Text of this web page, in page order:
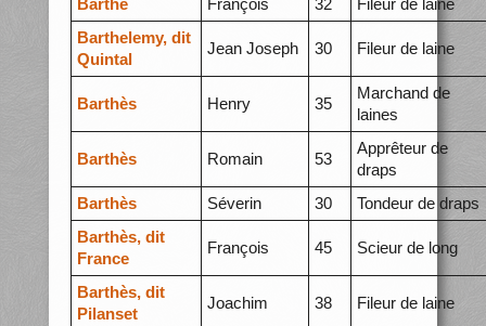
Barthe François 32
Fileur de laine
Barthelemy, dit
Quintal
Jean Joseph 30 Fileur de laine
Barthès Henry 35
Marchand de
laines
Barthès Romain 53
Apprêteur de
draps
Barthès
Séverin 30
Tondeur de draps
Barthès, dit
France
François 45 Scieur de long
Barthès, dit
Pilanset
Joachim 38 Fileur de laine